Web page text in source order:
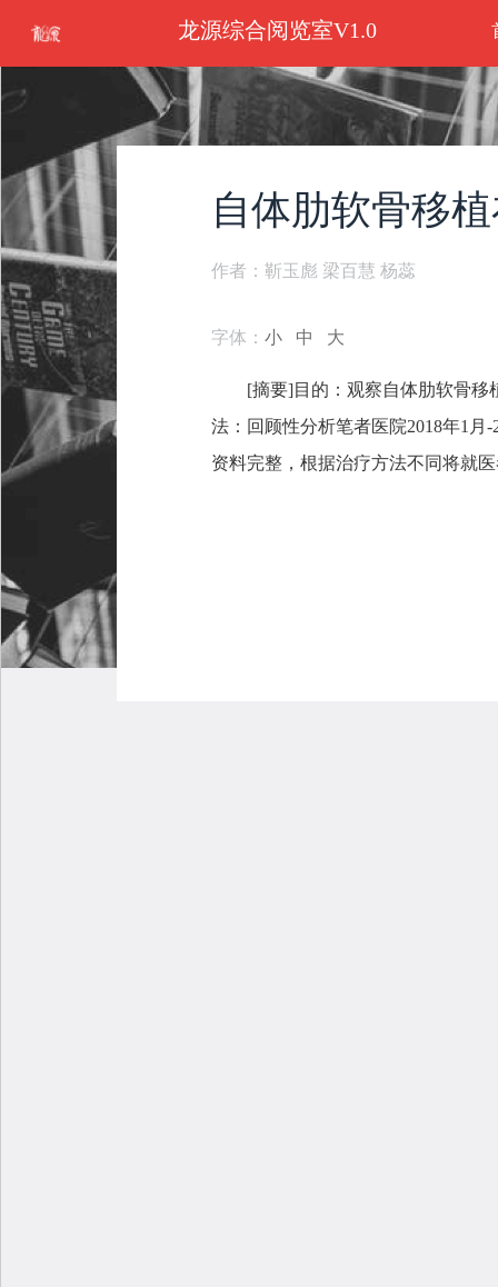
龙源综合阅览室V1.0
自体肋软骨移
作者：靳玉彪 梁百慧 杨蕊
字体：小 中 大
[摘要]目的：观察自体肋软骨移
法：回顾性分析笔者医院2018年1月
资料完整，根据治疗方法不同将就